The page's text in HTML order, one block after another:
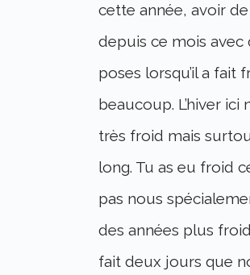
cette année, avoir
depuis ce mois avec
poses lorsqu’il a fait
beaucoup. L’hiver ici
très froid mais
long. Tu as eu froid
pas nous
des années plus
fait deux jours que